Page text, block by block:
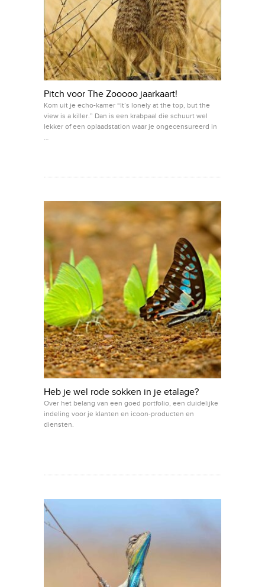
Pitch voor The Zooooo jaarkaart!
Kom uit je echo-kamer “It’s lonely at the top, but the
view is a killer.” Dan is een krabpaal die schuurt wel
lekker of een oplaadstation waar je ongecensureerd in
…
Heb je wel rode sokken in je etalage?
Over het belang van een goed portfolio, een duidelijke
indeling voor je klanten en icoon-producten en
diensten.